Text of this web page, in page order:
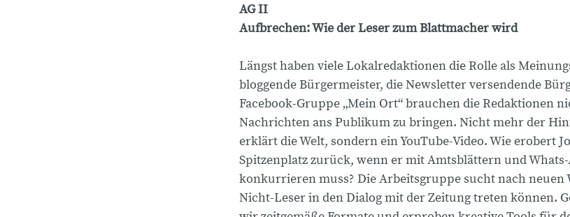
AG II
Aufbrechen: Wie der Leser zum Blattmacher wird
Längst haben viele Lokalredaktionen die Rolle als
bloggende Bürgermeister, die Newsletter versendende
Facebook-Gruppe „Mein Ort“ brauchen die Redaktionen
Nachrichten ans Publikum zu bringen. Nicht mehr der
erklärt die Welt, sondern ein YouTube-Video. Wie erobert
Spitzenplatz zurück, wenn er mit Amtsblättern und
konkurrieren muss? Die Arbeitsgruppe sucht nach neuen
Nicht-Leser in den Dialog mit der Zeitung treten können.